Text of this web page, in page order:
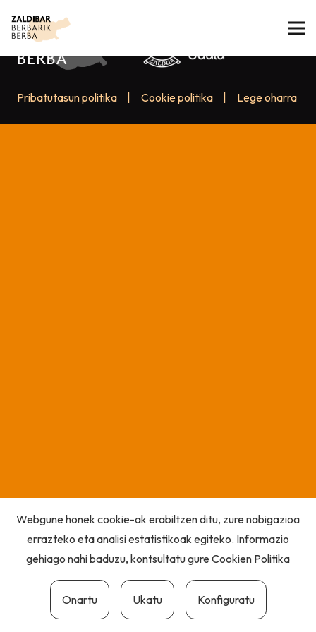
Pribatutasun politika Cookie politika Lege oharra
Webgune honek cookie-ak erabiltzen ditu, zure nabigazioa
errazteko eta analisi estatistikoak egiteko. Informazio
gehiago nahi baduzu, kontsultatu gureCookien Politika
Onartu Ukatu Konfiguratu